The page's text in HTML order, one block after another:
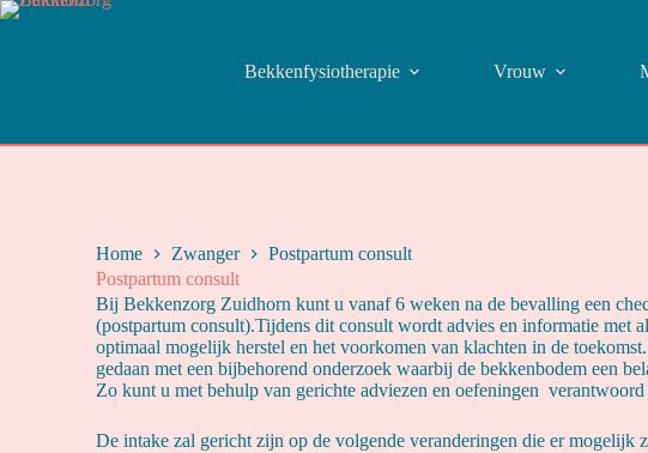
Bekkenfysiotherapie Vrouw
Home Zwanger
Postpartum consult
Postpartum consult
Bij Bekkenzorg Zuidhorn kunt u vanaf 6 weken na de bevalling een
(postpartum consult).Tijdens dit consult wordt advies en informatie met
optimaal mogelijk herstel en het voorkomen van klachten in de
gedaan met een bijbehorend onderzoek waarbij de bekkenbodem een
Zo kunt u met behulp van gerichte adviezen en oefeningen verantwoord
De intake zal gericht zijn op de volgende veranderingen die er mogelijk